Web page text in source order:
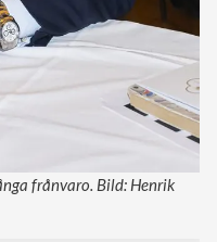
frånvaro. Bild: Henrik